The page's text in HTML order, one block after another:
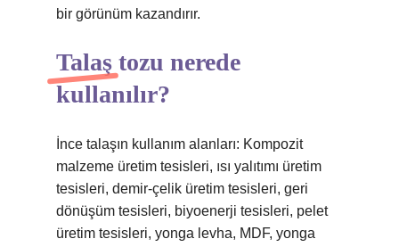
bir görünüm kazandırır.
Talaş tozu nerede
kullanılır?
İnce talaşın kullanım alanları: Kompozit
malzeme üretim tesisleri, ısı yalıtımı üretim
tesisleri, demir-çelik üretim tesisleri, geri
dönüşüm tesisleri, biyoenerji tesisleri, pelet
üretim tesisleri, yonga levha, MDF, yonga